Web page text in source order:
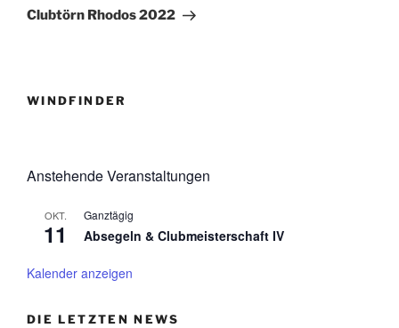
Beitrag
Clubtörn Rhodos 2022
WINDFINDER
Anstehende Veranstaltungen
OKT.
11
Ganztägig
Absegeln & Clubmeisterschaft IV
Kalender anzeigen
DIE LETZTEN NEWS